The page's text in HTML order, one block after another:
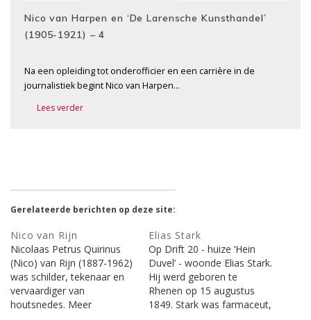
Nico van Harpen en ‘De Larensche Kunsthandel’
(1905-1921) – 4
Na een opleiding tot onderofficier en een carrière in de
journalistiek begint Nico van Harpen…
Lees verder
Gerelateerde berichten op deze site:
Nico van Rijn
Nicolaas Petrus Quirinus
(Nico) van Rijn (1887-1962)
was schilder, tekenaar en
vervaardiger van
houtsnedes. Meer
Elias Stark
Op Drift 20 - huize ‘Hein
Duvel’ - woonde Elias Stark.
Hij werd geboren te
Rhenen op 15 augustus
1849. Stark was farmaceut,